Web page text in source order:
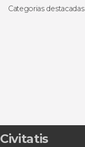
Alexanderplatz
Categorias destacadas
Civitatis